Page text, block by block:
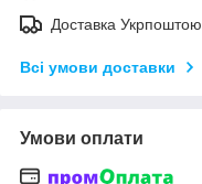
Доставка Укрпоштою
Всі умови доставки
Умови оплати